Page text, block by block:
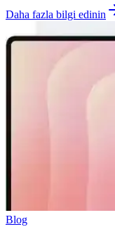
Daha fazla bilgi edinin
Blog